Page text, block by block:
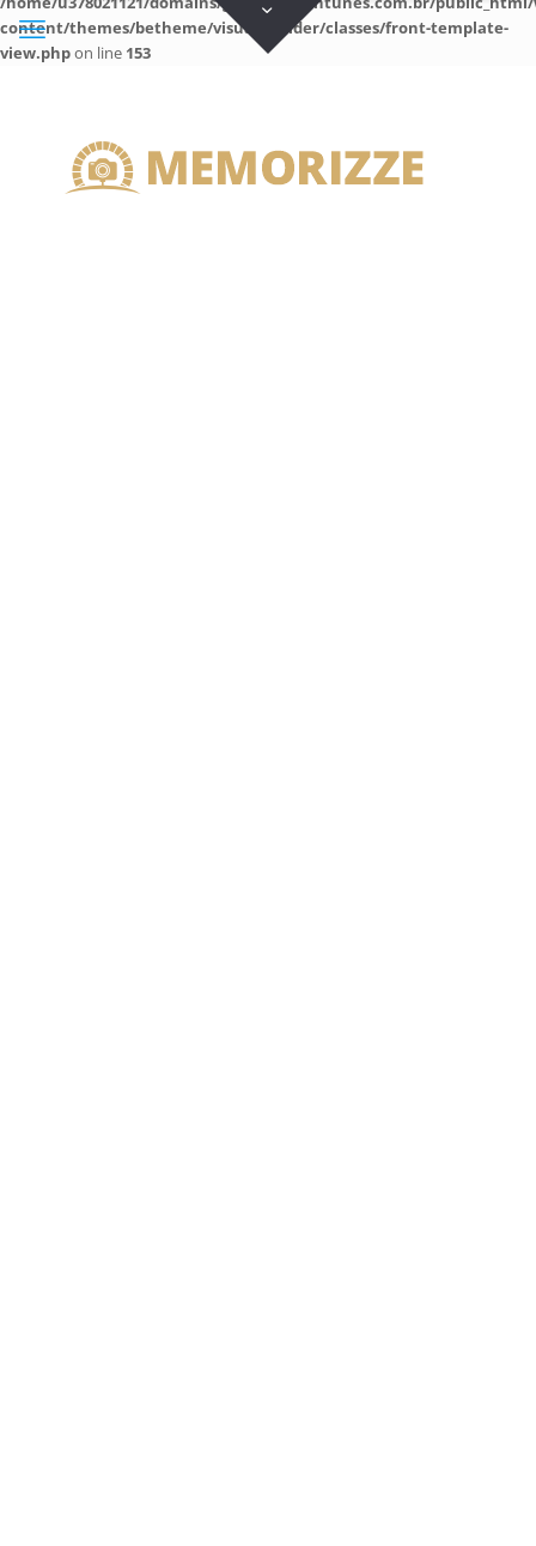
content/themes/betheme/visual-builder/classes/front-template-
view.phpon line 153